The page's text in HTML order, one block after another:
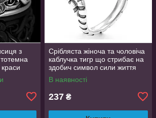
з
Срібляста жіноча та чоловіча
каблучка тигр що стрибає на
здобич символ сили життя
регульована TigerPower416
В наявності
237 ₴